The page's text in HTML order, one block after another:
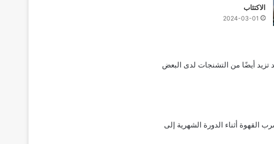
الاكتئاب
2024-03-01
تزيد أيضًا من التشنجات لدى البعض
القهوة أثناء الدورة الشهرية إلى